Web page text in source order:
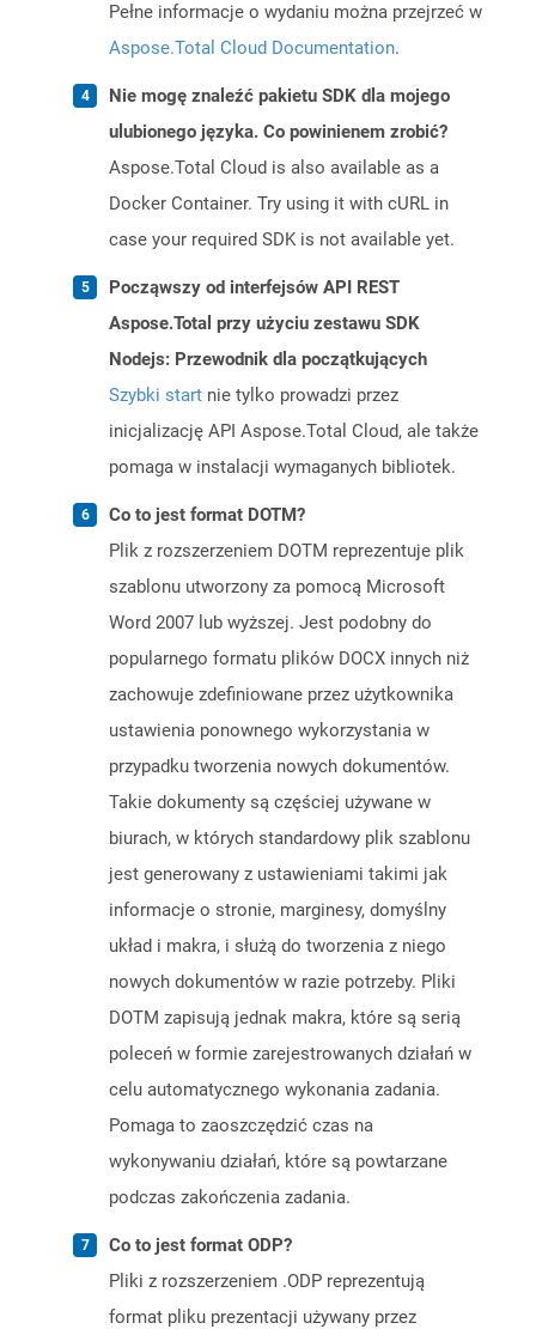
Pełne informacje o wydaniu można przejrzeć w
Aspose.Total Cloud Documentation.
Nie mogę znaleźć pakietu SDK dla mojego
ulubionego języka. Co powinienem zrobić?
Aspose.Total Cloud is also available as a
Docker Container. Try using it with cURL in
case your required SDK is not available yet.
Począwszy od interfejsów API REST
Aspose.Total przy użyciu zestawu SDK
Nodejs: Przewodnik dla początkujących
Szybki start nie tylko prowadzi przez
inicjalizację API Aspose.Total Cloud, ale także
pomaga w instalacji wymaganych bibliotek.
Co to jest format DOTM?
Plik z rozszerzeniem DOTM reprezentuje plik
szablonu utworzony za pomocą Microsoft
Word 2007 lub wyższej. Jest podobny do
popularnego formatu plików DOCX innych niż
zachowuje zdefiniowane przez użytkownika
ustawienia ponownego wykorzystania w
przypadku tworzenia nowych dokumentów.
Takie dokumenty są częściej używane w
biurach, w których standardowy plik szablonu
jest generowany z ustawieniami takimi jak
informacje o stronie, marginesy, domyślny
układ i makra, i służą do tworzenia z niego
nowych dokumentów w razie potrzeby. Pliki
DOTM zapisują jednak makra, które są serią
poleceń w formie zarejestrowanych działań w
celu automatycznego wykonania zadania.
Pomaga to zaoszczędzić czas na
wykonywaniu działań, które są powtarzane
podczas zakończenia zadania.
Co to jest format ODP?
Pliki z rozszerzeniem .ODP reprezentują
format pliku prezentacji używany przez